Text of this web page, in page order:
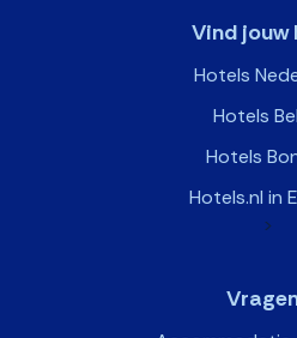
Vind jouw
Hotels
Hotels
Hotels
Hotels.nl in
>